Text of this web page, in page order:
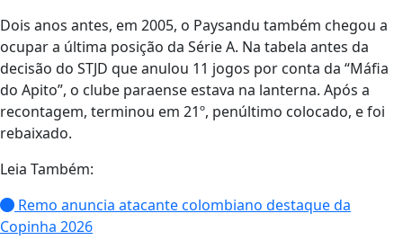
Dois anos antes, em 2005, o Paysandu também chegou a
ocupar a última posição da Série A. Na tabela antes da
decisão do STJD que anulou 11 jogos por conta da “Máfia
do Apito”, o clube paraense estava na lanterna. Após a
recontagem, terminou em 21º, penúltimo colocado, e foi
rebaixado.
Leia Também:
Remo anuncia atacante colombiano destaque da
Copinha 2026